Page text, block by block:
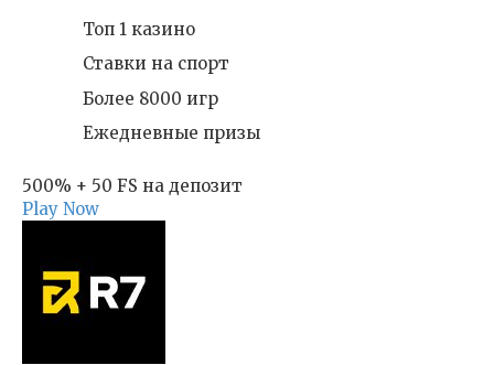
Топ 1 казино
Ставки на спорт
Более 8000 игр
Ежедневные призы
500% + 50 FS на депозит
Play Now